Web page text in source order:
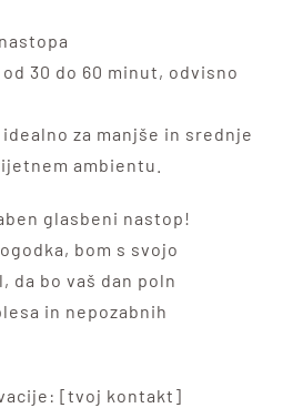
30 do 60 minut, odvisno
idealno za manjše in srednje
ambientu.
glasbeni nastop!
bom s svojo
da bo vaš dan poln
in nepozabnih
[tvoj kontakt]